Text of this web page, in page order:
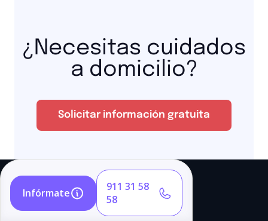
¿Necesitas cuidados
a domicilio?
Solicitar información gratuita
Infórmate
911 31 58
58